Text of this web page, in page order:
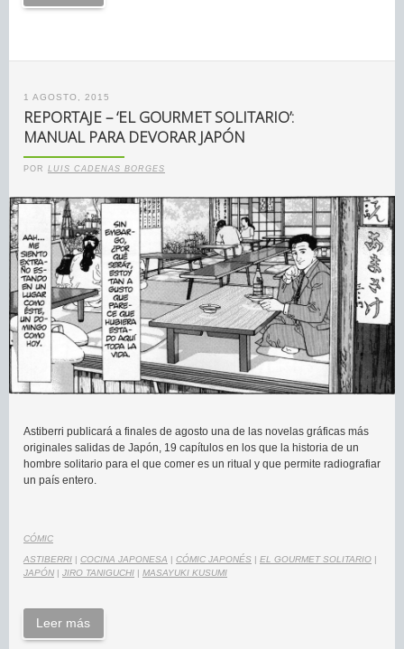
1 AGOSTO, 2015
REPORTAJE – ‘EL GOURMET SOLITARIO’:
MANUAL PARA DEVORAR JAPÓN
POR LUIS CADENAS BORGES
Astiberri publicará a finales de agosto una de las novelas gráficas más
originales salidas de Japón, 19 capítulos en los que la historia de un
hombre solitario para el que comer es un ritual y que permite radiografiar
un país entero.
CÓMIC
ASTIBERRI | COCINA JAPONESA | CÓMIC JAPONÉS | EL GOURMET SOLITARIO |
JAPÓN | JIRO TANIGUCHI | MASAYUKI KUSUMI
Leer más